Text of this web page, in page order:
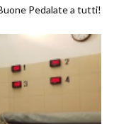
Pedalate a tutti!